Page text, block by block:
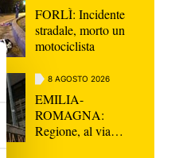
FORLÌ: Incidente
stradale, morto un
motociclista
8 AGOSTO 2026
EMILIA-
ROMAGNA:
Regione, al via